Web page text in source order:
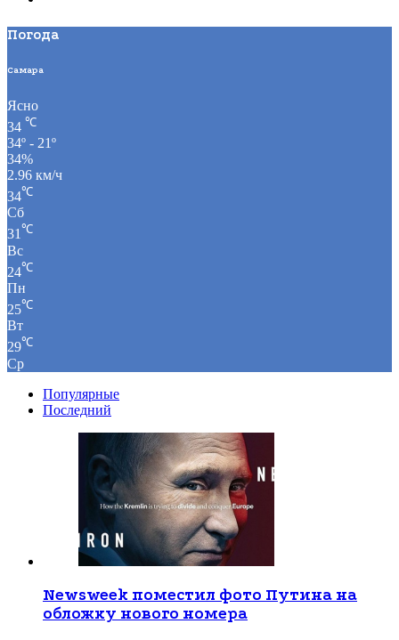
Погода
Самара
Ясно
34 ℃
34º - 21º
34%
2.96 км/ч
34℃
Сб
31℃
Вс
24℃
Пн
25℃
Вт
29℃
Ср
Популярные
Последний
Newsweek поместил фото Путина на
обложку нового номера